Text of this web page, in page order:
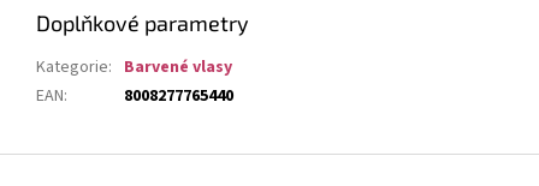
Doplňkové parametry
Kategorie: Barvené vlasy
EAN: 8008277765440